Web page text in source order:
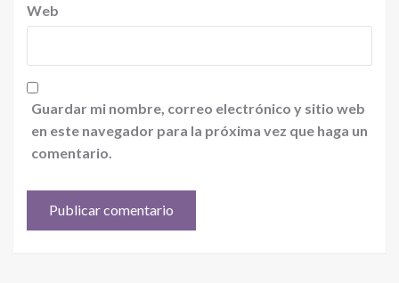
Web
Guardar mi nombre, correo electrónico y sitio web
en este navegador para la próxima vez que haga un
comentario.